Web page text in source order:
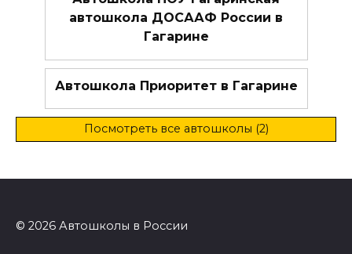
автошкола ДОСААФ России в
Гагарине
Автошкола Приоритет в Гагарине
Посмотреть все автошколы (2)
© 2026 Автошколы в России